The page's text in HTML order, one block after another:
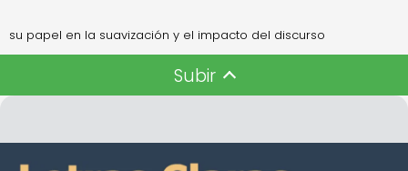
su papel en la suavización y el impacto del discurso
Subir